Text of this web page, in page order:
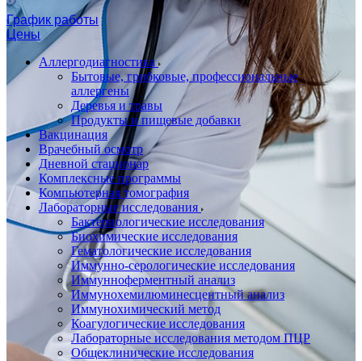
График работы
Цены
Аллергодиагностика
Бытовые, грибковые, профессиональные
аллергены
Деревья и травы
Продукты и пищевые добавки
Вакцинация
Врачебный осмотр
Дневной стационар
Комплексные программы
Компьютерная томография
Лабораторные исследования
Бактериологические исследования
Биохимические исследования
Гематологические исследования
Иммунно-серологические исследования
Иммунноферментный анализ
Иммунохемилюминесцентный анализ
Иммунохимический метод
Коагулогические исследования
Лабораторные исследования методом ПЦР
Общеклинические исследования